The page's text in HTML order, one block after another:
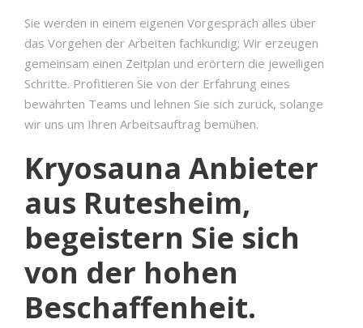
Sie werden in einem eigenen Vorgespräch alles über
das Vorgehen der Arbeiten fachkundig; Wir erzeugen
gemeinsam einen Zeitplan und erörtern die jeweiligen
Schritte. Profitieren Sie von der Erfahrung eines
bewährten Teams und lehnen Sie sich zurück, solange
wir uns um Ihren Arbeitsauftrag bemühen.
Kryosauna Anbieter
aus Rutesheim,
begeistern Sie sich
von der hohen
Beschaffenheit.